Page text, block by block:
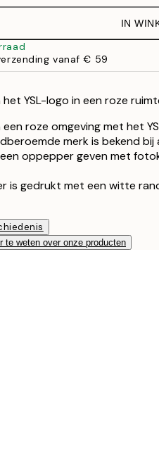
IN
vanaf € 59
YSL-logo in een roze
roze omgeving met het
merk is bekend bij
oppepper geven met
is gedrukt met een witte
te weten over onze producten